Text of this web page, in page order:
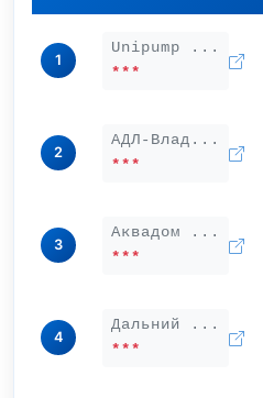
1
Unipump ...
***
2
АДЛ-Влад...
***
3
Аквадом ...
***
4
Дальний ...
***